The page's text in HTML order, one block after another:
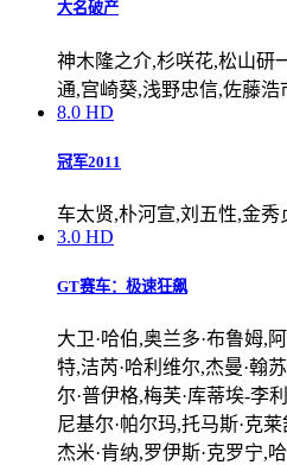
大名破产
神木隆之介,杉咲花,松山研
通,宫崎葵,浅野忠信,佐藤浩
8.0 HD
冠军2011
车太贤,朴河宣,刘五性,金秀
3.0 HD
GT赛车：极速狂飙
大卫·哈伯,奥兰多·布鲁姆,
特,洁芮·哈利维尔,杰曼·翰
尔·普伊格,梅芙·库蒂埃-李
尼基尔·帕尔玛,托马斯·克
杰米·肯纳,罗伊斯·克罗宁,